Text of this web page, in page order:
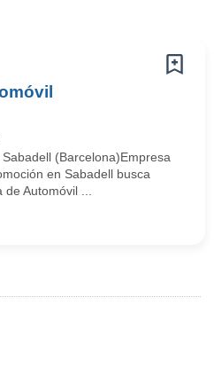
(Barcelona)Empresa
en Sabadell busca
Automóvil ...